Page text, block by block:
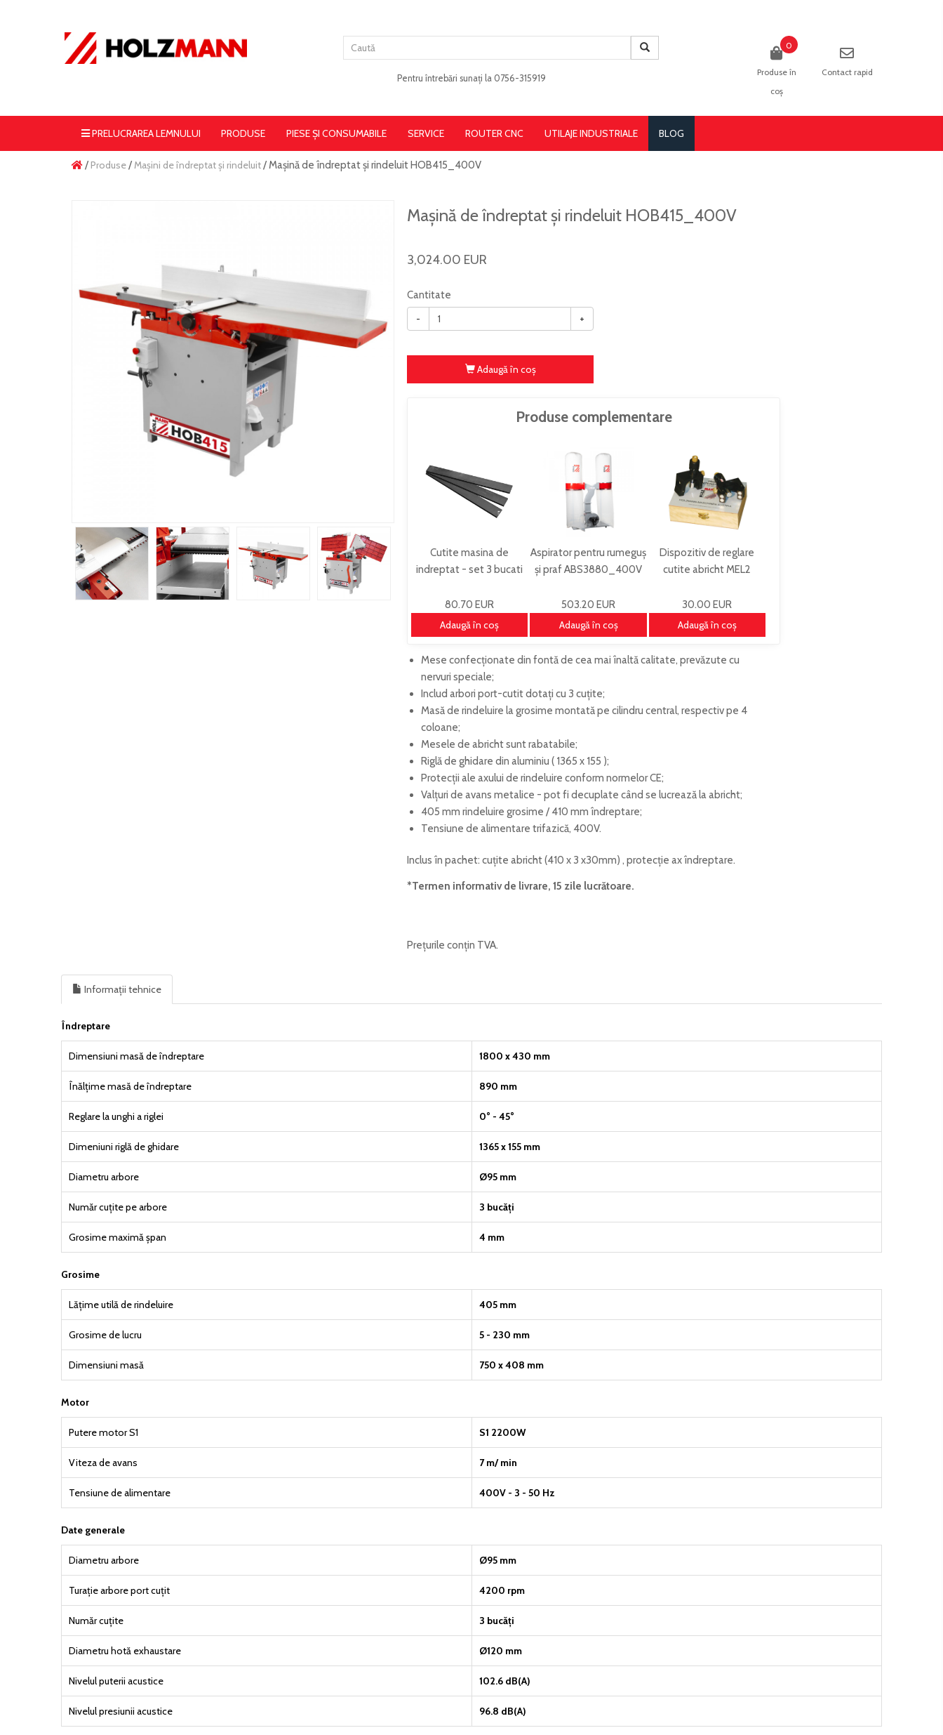
Pentru întrebări sunați la 0756-315919
Contact rapid
0
Produse în
coș
PRELUCRAREA LEMNULUI PRODUSE PIESE ȘI CONSUMABILE SERVICE ROUTER CNC UTILAJE INDUSTRIALE BLOG
/ Produse/Mașini de îndreptat și rindeluit/ Mașină de îndreptat și rindeluit HOB415_400V
Mașină de îndreptat și rindeluit HOB415_400V
3,024.00 EUR
Cantitate
-
+
Adaugă în coş
Produse complementare
Cutite masina de
indreptat - set 3 bucati
80.70 EUR
Adaugă în coş
Aspirator pentru rumeguș
și praf ABS3880_400V
503.20 EUR
Adaugă în coş
Dispozitiv de reglare
cutite abricht MEL2
30.00 EUR
Adaugă în coş
Mese confecționate din fontă de cea mai înaltă calitate, prevăzute cu
nervuri speciale;
Includ arbori port-cutit dotați cu 3 cuțite;
Masă de rindeluire la grosime montată pe cilindru central, respectiv pe 4
coloane;
Mesele de abricht sunt rabatabile;
Riglă de ghidare din aluminiu ( 1365 x 155 );
Protecții ale axului de rindeluire conform normelor CE;
Valțuri de avans metalice - pot fi decuplate când se lucrează la abricht;
405 mm rindeluire grosime / 410 mm îndreptare;
Tensiune de alimentare trifazică, 400V.
Inclus în pachet: cuțite abricht (410 x 3 x30mm) , protecție ax îndreptare.
*Termen informativ de livrare, 15 zile lucrătoare.
Prețurile conțin TVA.
Informații tehnice
Îndreptare
Dimensiuni masă de îndreptare 1800 x 430 mm
Înălțime masă de îndreptare 890 mm
Reglare la unghi a riglei 0° - 45°
Dimeniuni riglă de ghidare 1365 x 155 mm
Diametru arbore Ø95 mm
Număr cuțite pe arbore 3 bucăți
Grosime maximă șpan 4 mm
Grosime
Lățime utilă de rindeluire 405 mm
Grosime de lucru 5 - 230 mm
Dimensiuni masă 750 x 408 mm
Motor
Putere motor S1 S1 2200W
Viteza de avans 7 m/ min
Tensiune de alimentare 400V - 3 - 50 Hz
Date generale
Diametru arbore Ø95 mm
Turație arbore port cuțit 4200 rpm
Număr cuțite 3 bucăți
Diametru hotă exhaustare Ø120 mm
Nivelul puterii acustice 102.6 dB(A)
Nivelul presiunii acustice 96.8 dB(A)